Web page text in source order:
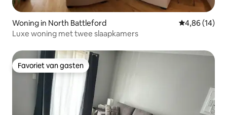
Woning in North Battleford Gemiddelde
4,86 (14)
Luxe woning met twee slaapkamers
Favoriet van gasten
Favoriet van gasten